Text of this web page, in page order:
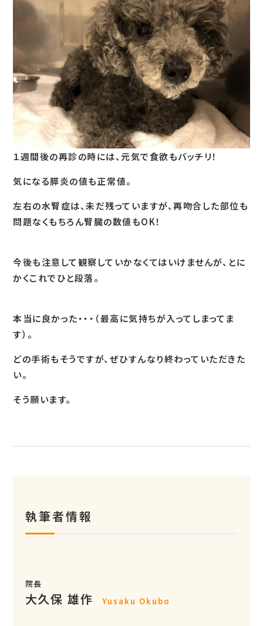
１週間後の再診の時には、元気で食欲もバッチリ！
気になる膵炎の値も正常値。
左右の水腎症は、未だ残っていますが、再吻合した部位も
問題なくもちろん腎臓の数値もOK！
今後も注意して観察していかなくてはいけませんが、とに
かくこれでひと段落。
本当に良かった・・・（最高に気持ちが入ってしまってま
す）。
どの手術もそうですが、ぜひすんなり終わっていただきた
い。
そう願います。
執筆者情報
院長
大久保 雄作 Yusaku Okubo